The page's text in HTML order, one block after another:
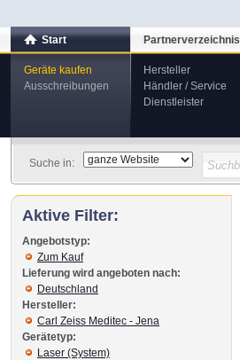
Start
Geräte kaufen
Ausschreibungen
Partnerverzeichnis
Hersteller
Händler / Service
Dienstleister
Suche in:
Aktive Filter:
Angebotstyp:
Zum Kauf
Lieferung wird angeboten nach:
Deutschland
Hersteller:
Carl Zeiss Meditec - Jena
Gerätetyp:
Laser (System)